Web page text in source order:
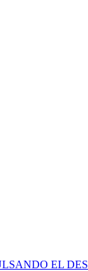
EL